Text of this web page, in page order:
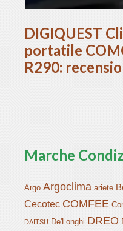
DIGIQUEST
portatile
R290:
Marche
Argo Argoclima ariete
Cecotec COMFEE
DAITSU De'Longhi DREO